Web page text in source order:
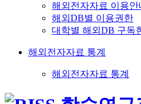
해외전자자료 이용안
해외DB별 이용권한
대학별 해외DB 구독
해외전자자료 통계
해외전자자료 통계